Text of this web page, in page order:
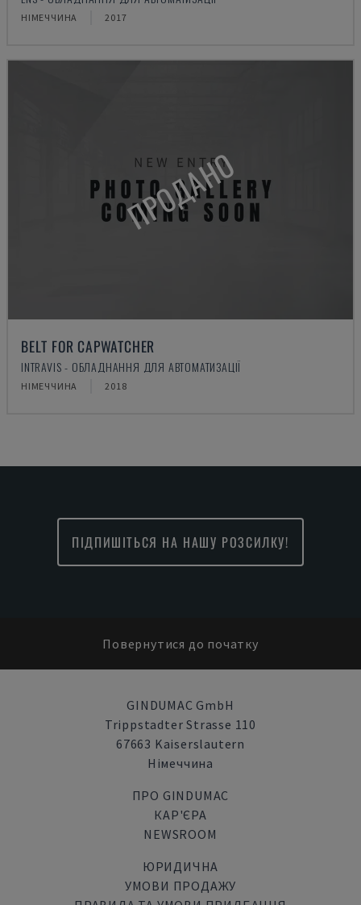
НІМЕЧЧИНА 2017
ПРОДАНО
BELT FOR CAPWATCHER
INTRAVIS - ОБЛАДНАННЯ ДЛЯ АВТОМАТИЗАЦІЇ
НІМЕЧЧИНА 2018
ПІДПИШІТЬСЯ НА НАШУ РОЗСИЛКУ!
Повернутися до початку
GINDUMAC GmbH
Trippstadter Strasse 110
67663 Kaiserslautern
Німеччина
ПРО GINDUMAC
КАР'ЄРА
NEWSROOM
ЮРИДИЧНА
УМОВИ ПРОДАЖУ